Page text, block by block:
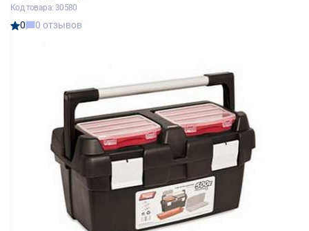
Код товара: 30580
0 0 отзывов